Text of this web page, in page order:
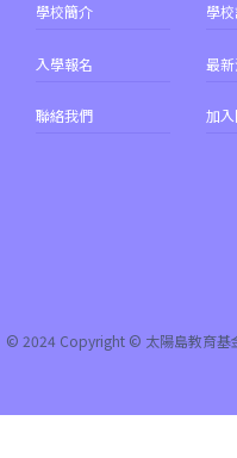
學校簡介
入學報名
聯絡我們
學
最
加
© 2024 Copyright © 太陽島教育基